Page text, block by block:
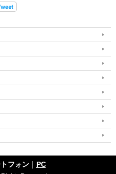
ございます。
フォン｜ PC